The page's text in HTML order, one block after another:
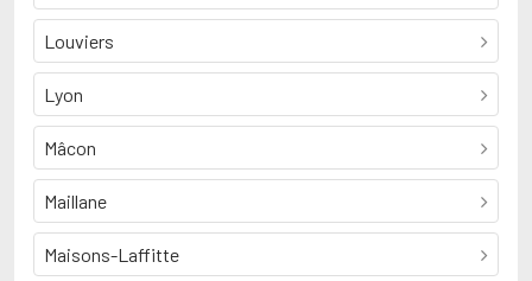
Louviers
Lyon
Mâcon
Maillane
Maisons-Laffitte